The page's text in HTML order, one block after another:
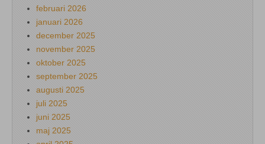
februari 2026
januari 2026
december 2025
november 2025
oktober 2025
september 2025
augusti 2025
juli 2025
juni 2025
maj 2025